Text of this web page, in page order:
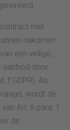
met
nakomen
een veilige,
aanbod door
f GDPR). Als
wordt de
Art. 6 para. 1
de